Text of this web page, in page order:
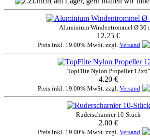
Aluminium Windentrommel Ø 30
12.25 €
Preis inkl. 19.00% MwSt. zzgl. Versand
TopFlite Nylon Propeller 12x6"
4.20 €
Preis inkl. 19.00% MwSt. zzgl. Versand
Ruderscharnier 10-Stück
2.00 €
Preis inkl. 19.00% MwSt. zzgl. Versand